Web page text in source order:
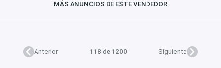
MÁS ANUNCIOS DE ESTE VENDEDOR
Anterior 118 de 1200 Siguiente